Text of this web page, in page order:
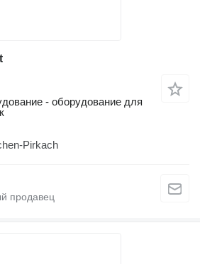
- оборудование для
Pirkach